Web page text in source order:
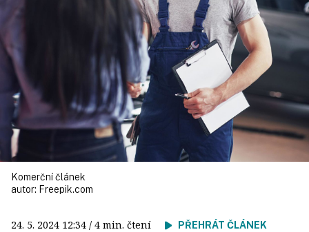
Komerční článek
autor: Freepik.com
24. 5. 2024 12:34 / 4 min. čtení PŘEHRÁT ČLÁNEK